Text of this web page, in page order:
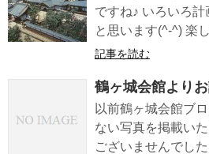
ですね♪ いろいろ
と思います(^-^) 楽
記事を読む
鶴ヶ城会館より
以前鶴ヶ城会館ブ
ない写真を掲載い
ございませんでし